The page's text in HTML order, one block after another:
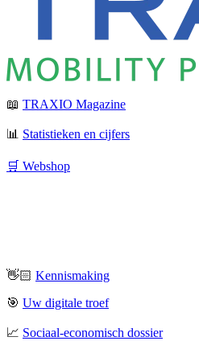
📖 TRAXIO Magazine
📊 Statistieken en cijfers
🛒 Webshop
👋🏻 Kennismaking
🎯 Uw digitale troef
📈 Sociaal-economisch dossier